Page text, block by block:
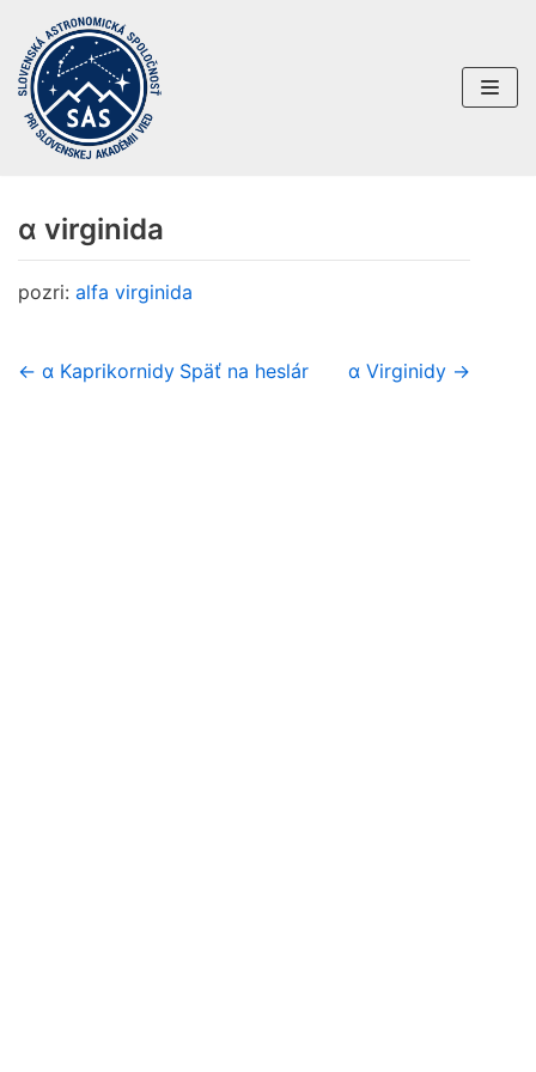
Preskočiť
na
obsah
α virginida
pozri: alfa virginida
← α Kaprikornidy Späť na heslár α Virginidy →